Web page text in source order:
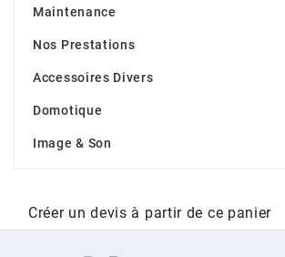
Maintenance
Nos Prestations
Accessoires Divers
Domotique
Image & Son
Créer un devis à partir de ce panier